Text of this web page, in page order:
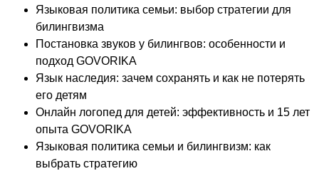
Языковая политика семьи: выбор стратегии для
билингвизма
Постановка звуков у билингвов: особенности и
подход GOVORIKA
Язык наследия: зачем сохранять и как не потерять
его детям
Онлайн логопед для детей: эффективность и 15 лет
опыта GOVORIKA
Языковая политика семьи и билингвизм: как
выбрать стратегию